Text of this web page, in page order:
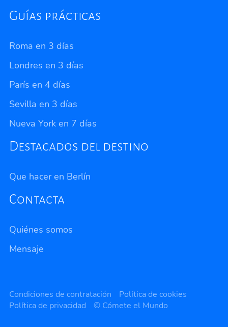
Guías prácticas
Roma en 3 días
Londres en 3 días
París en 4 días
Sevilla en 3 días
Nueva York en 7 días
Destacados del destino
Que hacer en Berlín
Contacta
Quiénes somos
Mensaje
Privacidad
Condiciones de contratación
Política de cookies
Política de privacidad
© Cómete el Mundo